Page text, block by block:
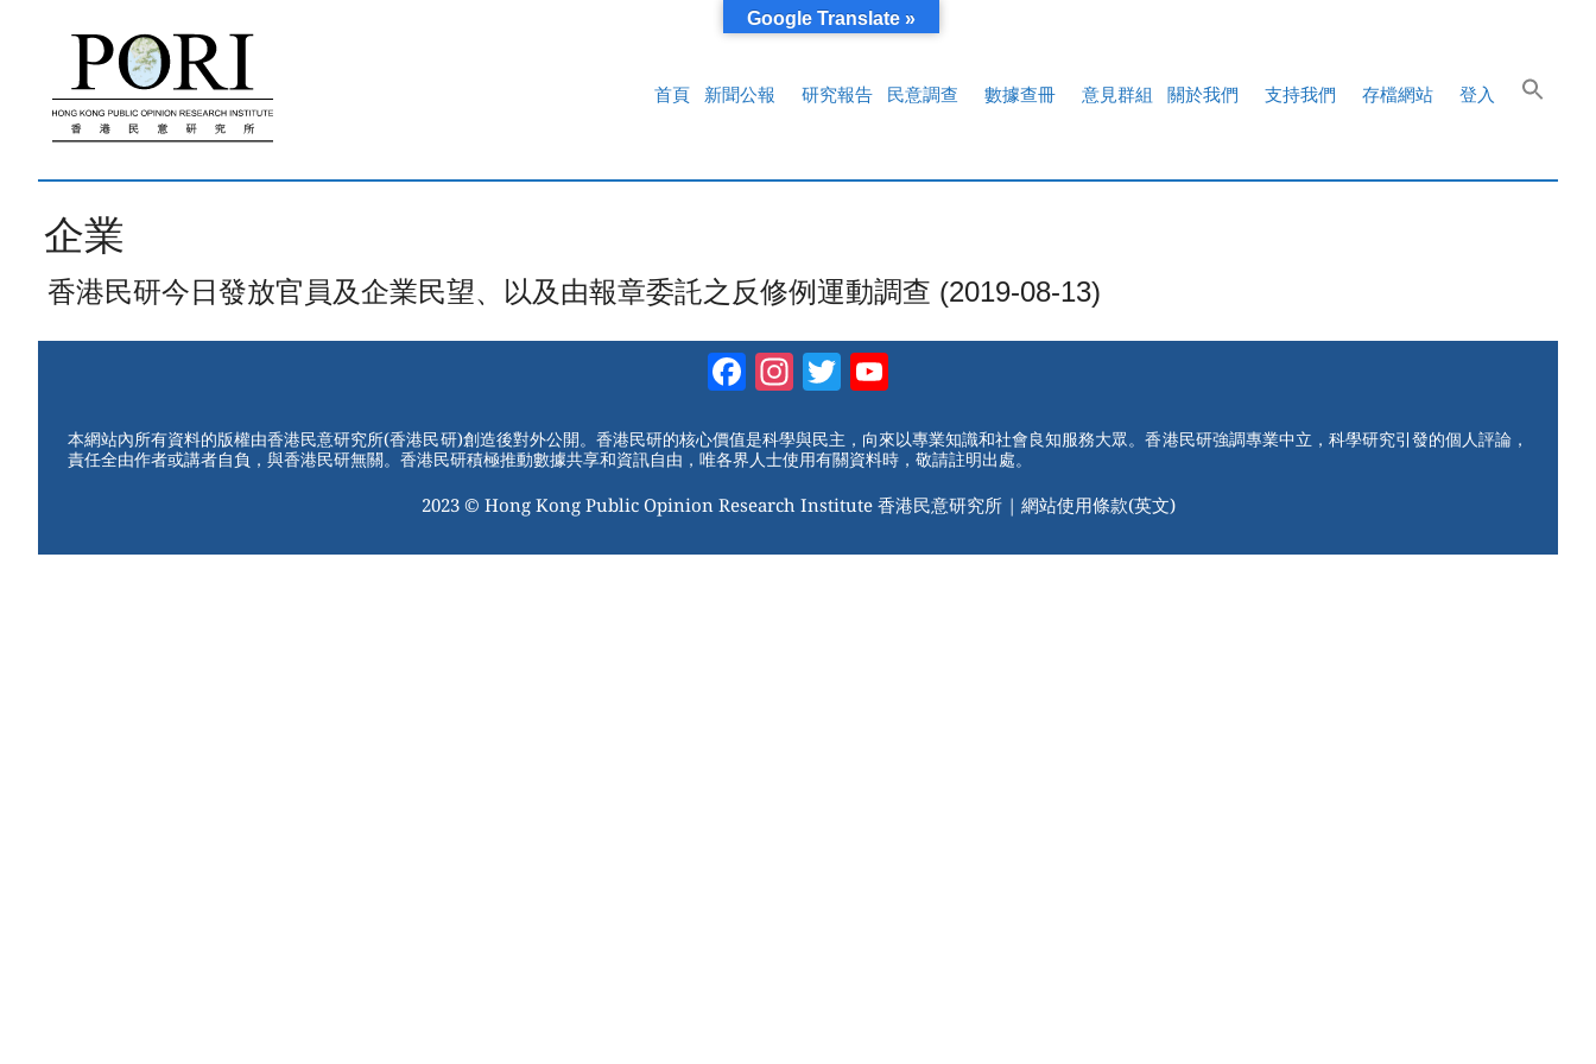
首頁
新聞公報 研究報告 民意調查 數據查冊 意見群組 關於我們 支持我們 存檔網站 登入
企業
香港民研今日發放官員及企業民望、以及由報章委託之反修例運動調查 (2019-08-13)
Facebook
Instagram
Twitter
本網站內所有資料的版權由香港民意研究所(香港民研)創造後對外公開。香港民研的核心價值是科學與民主，向來以專業知識和社會良知服務大眾。香港民研強調專業中立，科學研究引發的個人評論，
責任全由作者或講者自負，與香港民研無關。香港民研積極推動數據共享和資訊自由，唯各界人士使用有關資料時，敬請註明出處。
2023 © Hong Kong Public Opinion Research Institute 香港民意研究所 | 網站使用條款(英文)
Google Translate »